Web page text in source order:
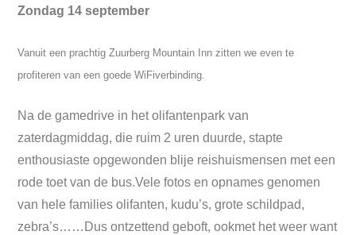
Zondag 14 september
Vanuit een prachtig Zuurberg Mountain Inn zitten we even te
profiteren van een goede WiFiverbinding.
Na de gamedrive in het olifantenpark van
zaterdagmiddag, die ruim 2 uren duurde, stapte
enthousiaste opgewonden blije reishuismensen met een
rode toet van de bus.Vele fotos en opnames genomen
van hele families olifanten, kudu’s, grote schildpad,
zebra’s……Dus ontzettend geboft, ookmet het weer want